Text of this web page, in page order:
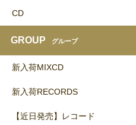
CD
GROUP グループ
新入荷MIXCD
新入荷RECORDS
【近日発売】レコード